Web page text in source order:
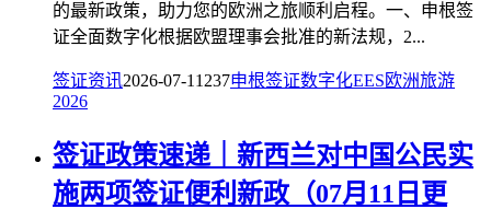
的最新政策，助力您的欧洲之旅顺利启程。一、申根签
证全面数字化根据欧盟理事会批准的新法规，2...
签证资讯2026-07-11 237申根签证数字化EES欧洲旅游
2026
签证政策速递｜新西兰对中国公民实
施两项签证便利新政（07月11日更